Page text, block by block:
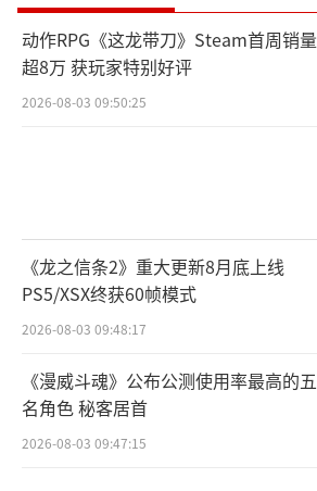
动作RPG《这龙带刀》Steam首周销量
超8万 获玩家特别好评
2026-08-03 09:50:25
《龙之信条2》重大更新8月底上线
PS5/XSX终获60帧模式
2026-08-03 09:48:17
《漫威斗魂》公布公测使用率最高的五
名角色 秘客居首
2026-08-03 09:47:15